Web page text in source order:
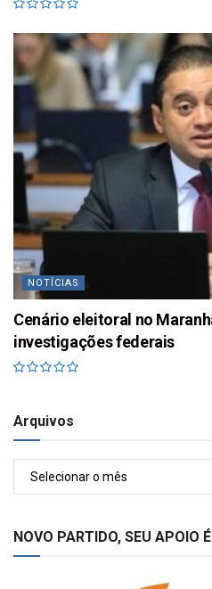
NOTÍCIAS
Cenário eleitoral no
investigações federais
Arquivos
NOVO PARTIDO, SEU APOIO